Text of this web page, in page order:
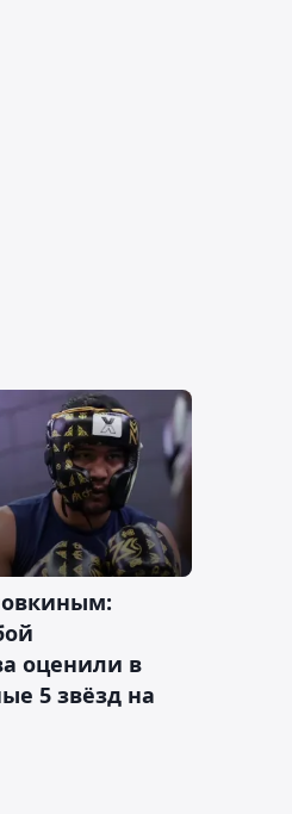
оценили в
5 звёзд на